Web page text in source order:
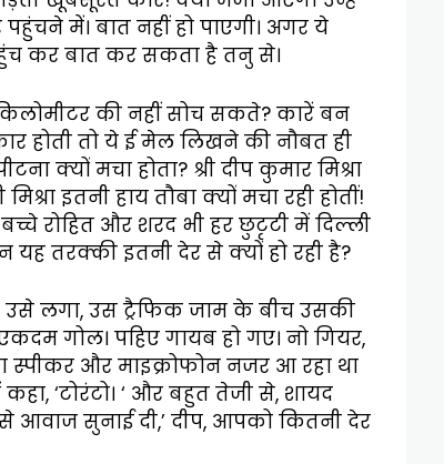
में। बात नहीं हो पाएगी। अगर ये
कर बात कर सकता है तनु से।
की नहीं सोच सकते? कारें बन
होती तो ये ई मेल लिखने की नौबत ही
क्यों मचा होता? श्री दीप कुमार मिश्रा
इतनी हाय तौबा क्यों मचा रही होतीं!
रोहित और शरद भी हर छुटृटी में दिल्ली
तरक्की इतनी देर से क्यों हो रही है?
उसे लगा, उस ट्रैफिक जाम के बीच उसकी
गोल। पहिए गायब हो गए। नो गियर,
स्पीकर और माइक्रोफोन नजर आ रहा था
‘टोरंटो। ‘ और बहुत तेजी से, शायद
आवाज सुनाई दी,’ दीप, आपको कितनी देर